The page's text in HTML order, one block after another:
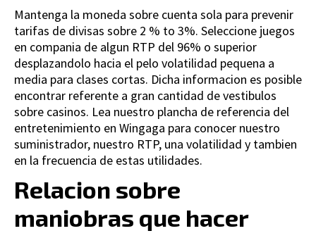
Mantenga la moneda sobre cuenta sola para prevenir
tarifas de divisas sobre 2 % to 3%. Seleccione juegos
en compania de algun RTP del 96% o superior
desplazandolo hacia el pelo volatilidad pequena a
media para clases cortas. Dicha informacion es posible
encontrar referente a gran cantidad de vestibulos
sobre casinos. Lea nuestro plancha de referencia del
entretenimiento en Wingaga para conocer nuestro
suministrador, nuestro RTP, una volatilidad y tambien
en la frecuencia de estas utilidades.
Relacion sobre
maniobras que hacer